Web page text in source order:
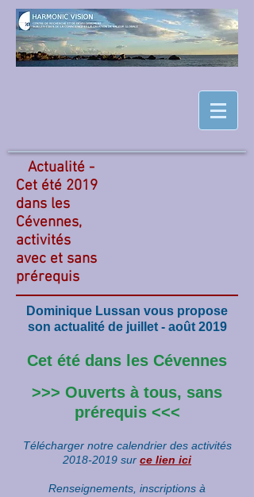
Actualité -
Cet été 2019
dans les
Cévennes,
activités
avec et sans
prérequis
Dominique Lussan vous propose
son actualité de juillet - août 2019
Cet été dans les Cévennes
>>> Ouverts à tous, sans
prérequis <<<
Télécharger notre calendrier des activités
2018-2019 sur ce lien ici
Renseignements, inscriptions à